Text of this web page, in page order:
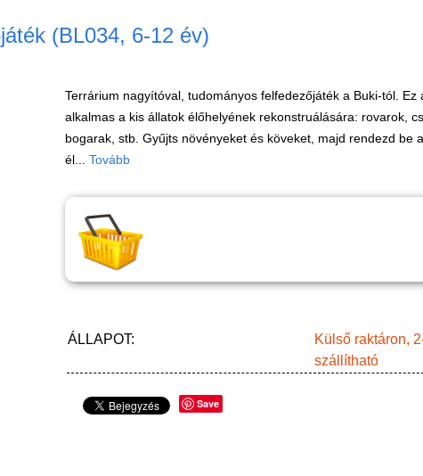
(BL034, 6-12 év)
Terrárium nagyítóval, tudományos felfedezőjáték a Buki-tól. Ez
alkalmas a kis állatok élőhelyének rekonstruálására: rovarok,
bogarak, stb. Gyűjts növényeket és köveket, majd rendezd be
él... Tovább
ÁLLAPOT:
Külső raktáron,
szállítható
Save